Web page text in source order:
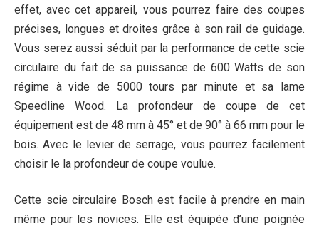
effet, avec cet appareil, vous pourrez faire des coupes
précises, longues et droites grâce à son rail de guidage.
Vous serez aussi séduit par la performance de cette scie
circulaire du fait de sa puissance de 600 Watts de son
régime à vide de 5000 tours par minute et sa lame
Speedline Wood. La profondeur de coupe de cet
équipement est de 48 mm à 45° et de 90° à 66 mm pour le
bois. Avec le levier de serrage, vous pourrez facilement
choisir le la profondeur de coupe voulue.
Cette scie circulaire Bosch est facile à prendre en main
même pour les novices. Elle est équipée d’une poignée